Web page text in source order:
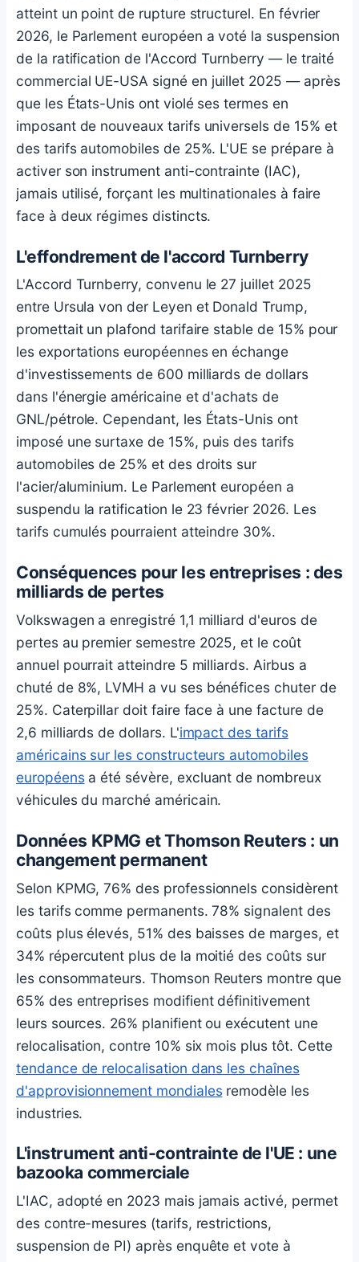
atteint un point de rupture structurel. En février
2026, le Parlement européen a voté la suspension
de la ratification de l'Accord Turnberry — le traité
commercial UE-USA signé en juillet 2025 — après
que les États-Unis ont violé ses termes en
imposant de nouveaux tarifs universels de 15% et
des tarifs automobiles de 25%. L'UE se prépare à
activer son instrument anti-contrainte (IAC),
jamais utilisé, forçant les multinationales à faire
face à deux régimes distincts.
L'effondrement de l'accord Turnberry
L'Accord Turnberry, convenu le 27 juillet 2025
entre Ursula von der Leyen et Donald Trump,
promettait un plafond tarifaire stable de 15% pour
les exportations européennes en échange
d'investissements de 600 milliards de dollars
dans l'énergie américaine et d'achats de
GNL/pétrole. Cependant, les États-Unis ont
imposé une surtaxe de 15%, puis des tarifs
automobiles de 25% et des droits sur
l'acier/aluminium. Le Parlement européen a
suspendu la ratification le 23 février 2026. Les
tarifs cumulés pourraient atteindre 30%.
Conséquences pour les entreprises : des
milliards de pertes
Volkswagen a enregistré 1,1 milliard d'euros de
pertes au premier semestre 2025, et le coût
annuel pourrait atteindre 5 milliards. Airbus a
chuté de 8%, LVMH a vu ses bénéfices chuter de
25%. Caterpillar doit faire face à une facture de
2,6 milliards de dollars. L'impact des tarifs
américains sur les constructeurs automobiles
européens a été sévère, excluant de nombreux
véhicules du marché américain.
Données KPMG et Thomson Reuters : un
changement permanent
Selon KPMG, 76% des professionnels considèrent
les tarifs comme permanents. 78% signalent des
coûts plus élevés, 51% des baisses de marges, et
34% répercutent plus de la moitié des coûts sur
les consommateurs. Thomson Reuters montre que
65% des entreprises modifient définitivement
leurs sources. 26% planifient ou exécutent une
relocalisation, contre 10% six mois plus tôt. Cette
tendance de relocalisation dans les chaînes
d'approvisionnement mondiales remodèle les
industries.
L'instrument anti-contrainte de l'UE : une
bazooka commerciale
L'IAC, adopté en 2023 mais jamais activé, permet
des contre-mesures (tarifs, restrictions,
suspension de PI) après enquête et vote à